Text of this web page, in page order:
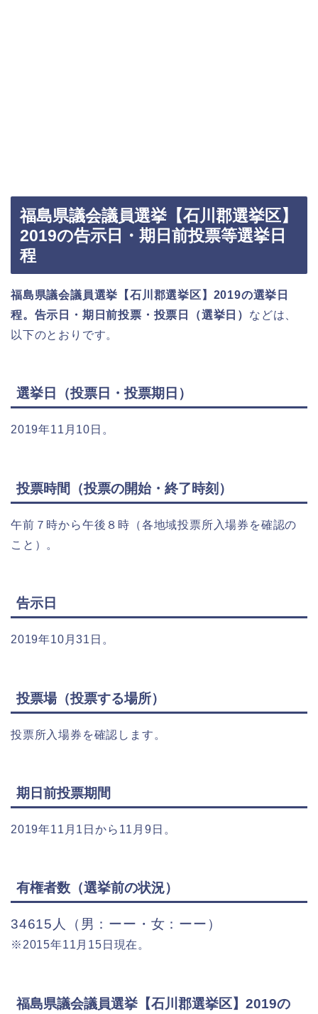
福島県議会議員選挙【石川郡選挙区】
2019の告示日・期日前投票等選挙日
程
福島県議会議員選挙【石川郡選挙区】2019の選挙日
程。告示日・期日前投票・投票日（選挙日） などは、
以下のとおりです。
選挙日（投票日・投票期日）
2019年11月10日。
投票時間（投票の開始・終了時刻）
午前７時から午後８時（各地域投票所入場券を確認の
こと）。
告示日
2019年10月31日。
投票場（投票する場所）
投票所入場券を確認します。
期日前投票期間
2019年11月1日から11月9日。
有権者数（選挙前の状況）
34615人（男：ーー・女：ーー）
※2015年11月15日現在。
福島県議会議員選挙【石川郡選挙区】2019の